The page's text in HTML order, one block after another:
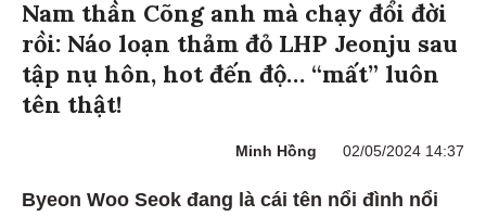
Nam thần Cõng anh mà chạy đổi đời
rồi: Náo loạn thảm đỏ LHP Jeonju sau
tập nụ hôn, hot đến độ… “mất” luôn
tên thật!
Minh Hồng 02/05/2024 14:37
Byeon Woo Seok đang là cái tên nổi đình nổi